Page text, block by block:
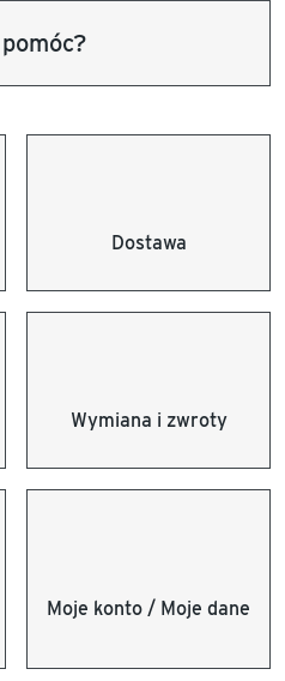
Dostawa
Wymiana i zwroty
Moje konto / Moje dane